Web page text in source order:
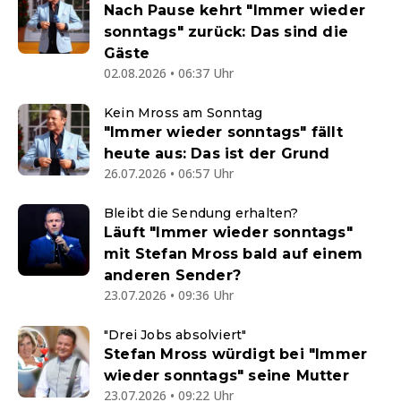
Nach Pause kehrt "Immer wieder
sonntags" zurück: Das sind die
Gäste
02.08.2026 • 06:37 Uhr
Kein Mross am Sonntag
"Immer wieder sonntags" fällt
heute aus: Das ist der Grund
26.07.2026 • 06:57 Uhr
Bleibt die Sendung erhalten?
Läuft "Immer wieder sonntags"
mit Stefan Mross bald auf einem
anderen Sender?
23.07.2026 • 09:36 Uhr
"Drei Jobs absolviert"
Stefan Mross würdigt bei "Immer
wieder sonntags" seine Mutter
23.07.2026 • 09:22 Uhr